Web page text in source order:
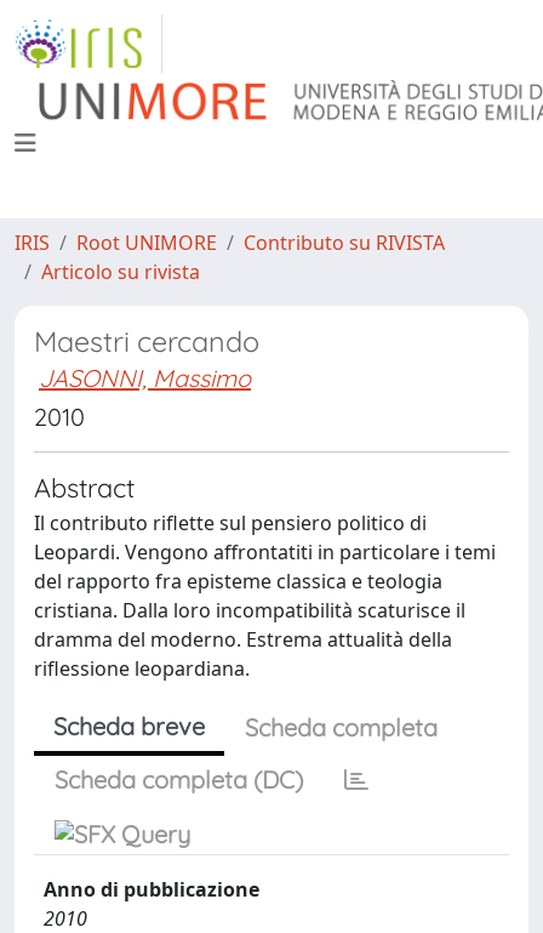
IRIS Root UNIMORE
Contributo su RIVISTA
Articolo su rivista
Maestri cercando
JASONNI, Massimo
2010
Abstract
Il contributo riflette sul pensiero politico di
Leopardi. Vengono affrontatiti in particolare i temi
del rapporto fra episteme classica e teologia
cristiana. Dalla loro incompatibilità scaturisce il
dramma del moderno. Estrema attualità della
riflessione leopardiana.
Scheda breve
Scheda completa
Scheda completa (DC)
Anno di pubblicazione
2010